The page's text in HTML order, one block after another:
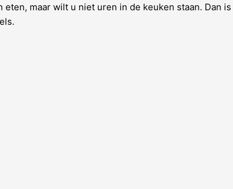
maar wilt u niet uren in de keuken staan. Dan